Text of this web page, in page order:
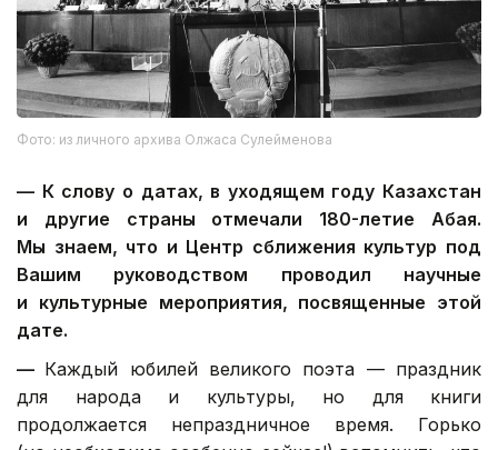
Фото: из личного архива Олжаса Сулейменова
— К слову о датах, в уходящем году Казахстан
и другие страны отмечали 180-летие Абая.
Мы знаем, что и Центр сближения культур под
Вашим руководством проводил научные
и культурные мероприятия, посвященные этой
дате.
— Каждый юбилей великого поэта — праздник
для народа и культуры, но для книги
продолжается непраздничное время. Горько